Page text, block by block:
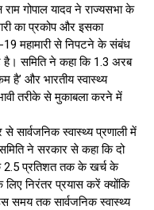
गोपाल यादव ने राज्यसभा के
का प्रकोप और इसका
19 महामारी से निपटने के संबंध
है। समिति ने कहा कि 1.3 अरब
है’ और भारतीय स्वास्थ्य
तरीके से मुकाबला करने में
से सार्वजनिक स्वास्थ्य प्रणाली में
ने सरकार से कहा कि दो
2.5 प्रतिशत तक के खर्च के
लिए निरंतर प्रयास करें क्योंकि
समय तक सार्वजनिक स्वास्थ्य